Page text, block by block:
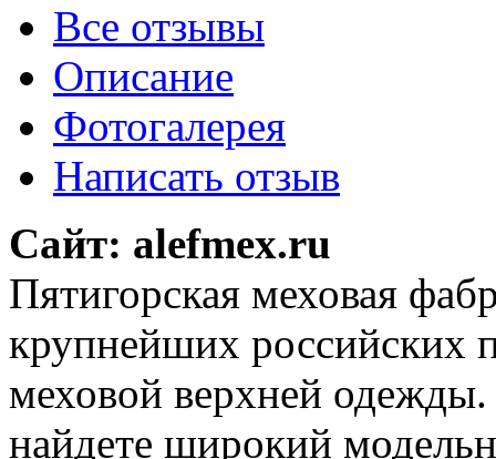
Все отзывы
Описание
Фотогалерея
Написать отзыв
Сайт: alefmex.ru
Пятигорская меховая
крупнейших российских
меховой верхней
найдете широкий